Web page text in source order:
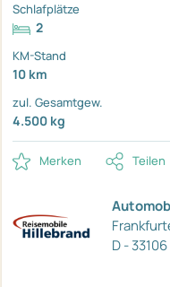
Schlafplätze
2
KM-Stand
10 km
zul. Gesamtgew.
4.500 kg
Merken Teilen
D -